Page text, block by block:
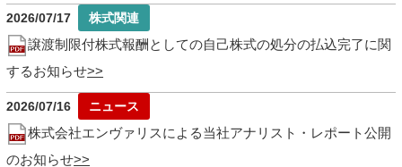
2026/07/17
譲渡制限付株式報酬としての自己株式の処分の払込完了に関
するお知らせ
2026/07/16
株式会社エンヴァリスによる当社アナリスト・レポート公開
のお知らせ